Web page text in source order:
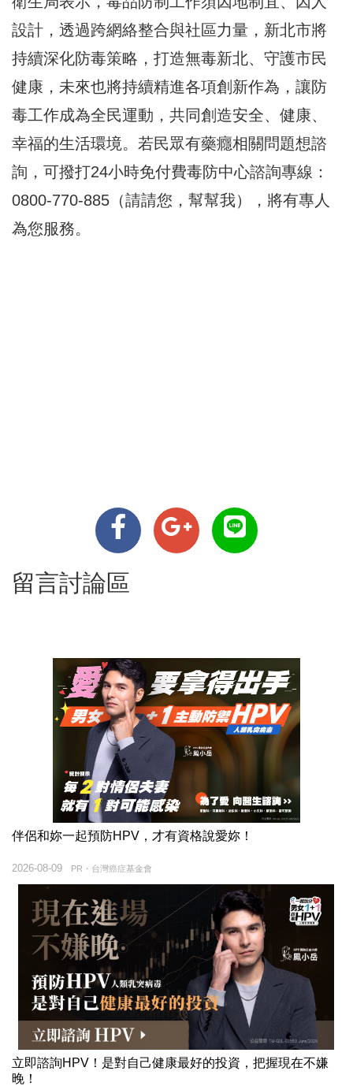
設計，透過跨網絡整合與社區力量，新北市將
持續深化防毒策略，打造無毒新北、守護市民
健康，未來也將持續精進各項創新作為，讓防
毒工作成為全民運動，共同創造安全、健康、
幸福的生活環境。若民眾有藥癮相關問題想諮
詢，可撥打24小時免付費毒防中心諮詢專線：
0800-770-885（請請您，幫幫我），將有專人
為您服務。
留言討論區
伴侶和妳一起預防HPV，才有資格說愛妳！
PR・台灣癌症基金會
2026-08-09
立即諮詢HPV！是對自己健康最好的投資，把握現在不嫌
晚！